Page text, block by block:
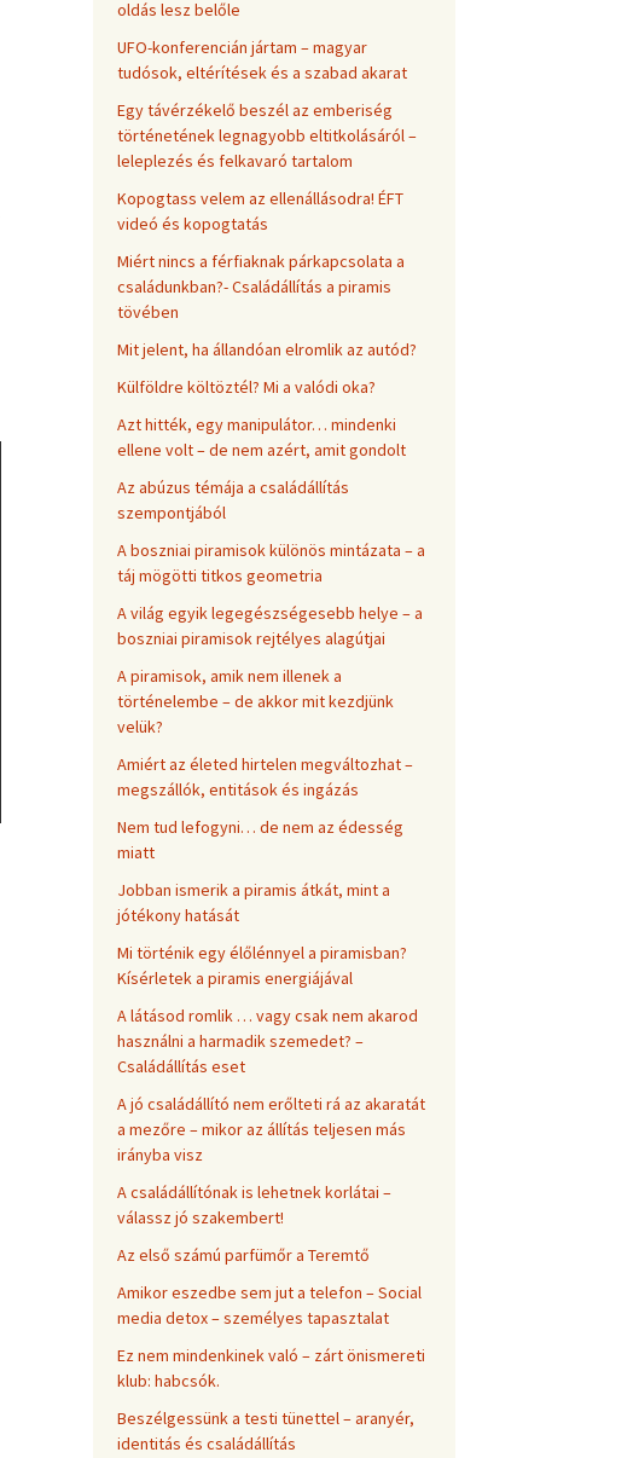
oldás lesz belőle
UFO-konferencián jártam – magyar
tudósok, eltérítések és a szabad akarat
Egy távérzékelő beszél az emberiség
történetének legnagyobb eltitkolásáról –
leleplezés és felkavaró tartalom
Kopogtass velem az ellenállásodra! ÉFT
videó és kopogtatás
Miért nincs a férfiaknak párkapcsolata a
családunkban?- Családállítás a piramis
tövében
Mit jelent, ha állandóan elromlik az autód?
Külföldre költöztél? Mi a valódi oka?
Azt hitték, egy manipulátor… mindenki
ellene volt – de nem azért, amit gondolt
Az abúzus témája a családállítás
szempontjából
A boszniai piramisok különös mintázata – a
táj mögötti titkos geometria
A világ egyik legegészségesebb helye – a
boszniai piramisok rejtélyes alagútjai
A piramisok, amik nem illenek a
történelembe – de akkor mit kezdjünk
velük?
Amiért az életed hirtelen megváltozhat –
megszállók, entitások és ingázás
Nem tud lefogyni… de nem az édesség
miatt
Jobban ismerik a piramis átkát, mint a
jótékony hatását
Mi történik egy élőlénnyel a piramisban?
Kísérletek a piramis energiájával
A látásod romlik … vagy csak nem akarod
használni a harmadik szemedet? –
Családállítás eset
A jó családállító nem erőlteti rá az akaratát
a mezőre – mikor az állítás teljesen más
irányba visz
A családállítónak is lehetnek korlátai –
válassz jó szakembert!
Az első számú parfümőr a Teremtő
Amikor eszedbe sem jut a telefon – Social
media detox – személyes tapasztalat
Ez nem mindenkinek való – zárt önismereti
klub: habcsók.
Beszélgessünk a testi tünettel – aranyér,
identitás és családállítás